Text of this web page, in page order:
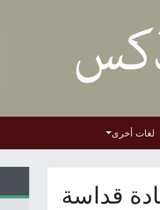
لغات أخرى
قداسة